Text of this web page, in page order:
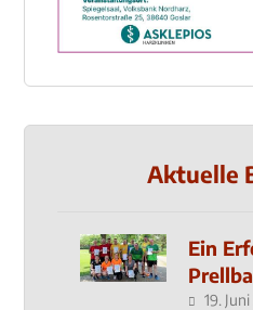
Aktuelle
Ein
19.